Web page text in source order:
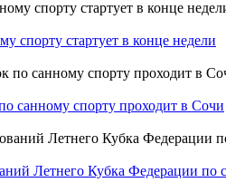
спорту стартует в конце недели
санному спорту проходит в Сочи
Летнего Кубка Федерации по